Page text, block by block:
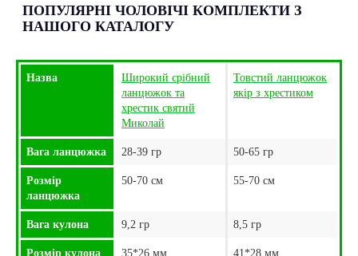
ПОПУЛЯРНІ ЧОЛОВІЧІ КОМПЛЕКТИ З
НАШОГО КАТАЛОГУ
Назва
Широкий срібний
ланцюжок та
хрестик святий
Миколай
Товстий ланцюжок
якір з хрестиком
Вага ланцюжка 28-39 гр 50-65 гр
Розмір
ланцюжка
50-70 см 55-70 см
Вага кулона 9,2 гр 8,5 гр
Розмір кулона 35*26 мм 41*28 мм